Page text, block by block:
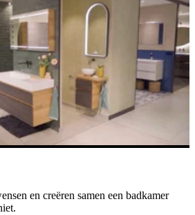
en creëren samen een badkamer